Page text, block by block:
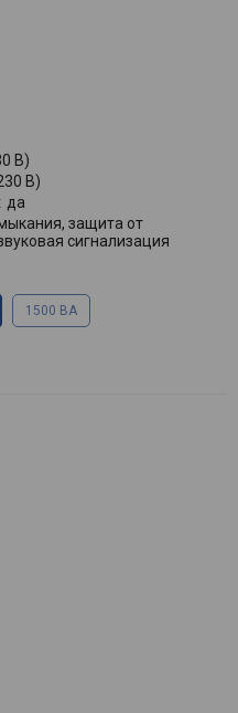
В)
В)
да
защита от
сигнализация
1500 ВА